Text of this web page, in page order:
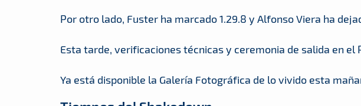
Por otro lado, Fuster ha marcado 1.29.8 y Alfonso Viera ha
Esta tarde, verificaciones técnicas y ceremonia de salida en el
Ya está disponible la Galería Fotográfica de lo vivido esta